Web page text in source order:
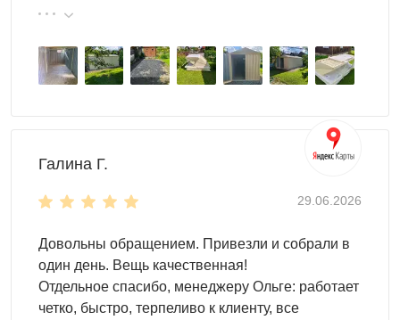
Для контейнера можно выбрать
конструкцию, оснащенную дополнительными ребрами
жесткости. Это идеально для хранения тяжелого и
крупногабаритного имущества, мототехники.
имущество:
мебель
инвентарь для огорода
строительные материалы
любое оборудование
мототехнику
эту фирму.
Галина Г.
29.06.2026
Довольны обращением. Привезли и собрали в
один день. Вещь качественная!
Отдельное спасибо, менеджеру Ольге: работает
четко, быстро, терпеливо к клиенту, все